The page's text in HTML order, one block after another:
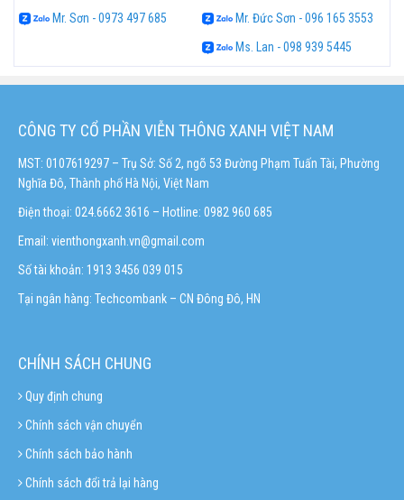
Mr. Sơn - 0973 497 685
Mr. Đức Sơn - 096 165 3553
Ms. Lan - 098 939 5445
CÔNG TY CỔ PHẦN VIỄN THÔNG XANH VIỆT NAM
MST: 0107619297 – Trụ Sở: Số 2, ngõ 53 Đường Phạm Tuấn Tài, Phường
Nghĩa Đô, Thành phố Hà Nội, Việt Nam
Điện thoại: 024.6662 3616 – Hotline: 0982 960 685
Email: vienthongxanh.vn@gmail.com
Số tài khoản: 1913 3456 039 015
Tại ngân hàng: Techcombank – CN Đông Đô, HN
CHÍNH SÁCH CHUNG
Quy định chung
Chính sách vận chuyển
Chính sách bảo hành
Chính sách đổi trả lại hàng